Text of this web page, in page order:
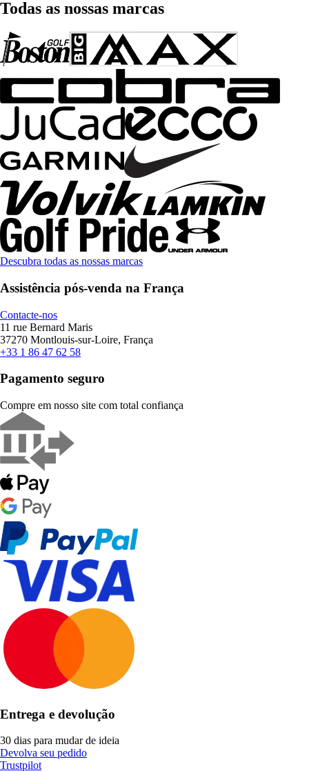
Todas as nossas marcas
Descubra todas as nossas marcas
Assistência pós-venda na França
Contacte-nos
11 rue Bernard Maris
37270 Montlouis-sur-Loire, França
+33 1 86 47 62 58
Pagamento seguro
Compre em nosso site com total confiança
Entrega e devolução
30 dias para mudar de ideia
Devolva seu pedido
Trustpilot